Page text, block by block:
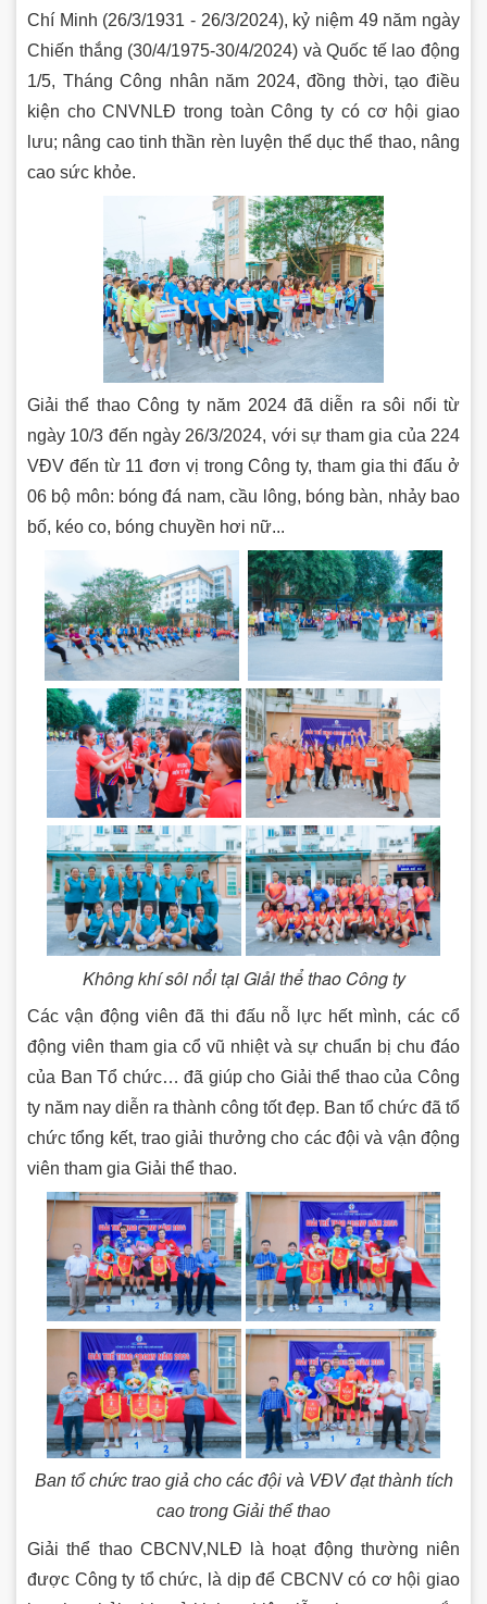
Chí Minh (26/3/1931 - 26/3/2024), kỷ niệm 49 năm ngày
Chiến thắng (30/4/1975-30/4/2024) và Quốc tế lao động
1/5, Tháng Công nhân năm 2024, đồng thời, tạo điều
kiện cho CNVNLĐ trong toàn Công ty có cơ hội giao
lưu; nâng cao tinh thần rèn luyện thể dục thể thao, nâng
cao sức khỏe.
Giải thể thao Công ty năm 2024 đã diễn ra sôi nổi từ
ngày 10/3 đến ngày 26/3/2024, với sự tham gia của 224
VĐV đến từ 11 đơn vị trong Công ty, tham gia thi đấu ở
06 bộ môn: bóng đá nam, cầu lông, bóng bàn, nhảy bao
bố, kéo co, bóng chuyền hơi nữ...
Không khí sôi nổi tại Giải thể thao Công ty
Các vận động viên đã thi đấu nỗ lực hết mình, các cổ
động viên tham gia cổ vũ nhiệt và sự chuẩn bị chu đáo
của Ban Tổ chức… đã giúp cho Giải thể thao của Công
ty năm nay diễn ra thành công tốt đẹp. Ban tổ chức đã tổ
chức tổng kết, trao giải thưởng cho các đội và vận động
viên tham gia Giải thể thao.
Ban tổ chức trao giả cho các đội và VĐV đạt thành tích
cao trong Giải thể thao
Giải thể thao CBCNV,NLĐ là hoạt động thường niên
được Công ty tổ chức, là dịp để CBCNV có cơ hội giao